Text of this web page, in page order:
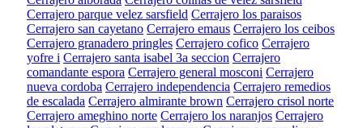
Cerrajero parque velez sarsfield Cerrajero los paraisos
Cerrajero san cayetano Cerrajero emaus Cerrajero los ceibos
Cerrajero granadero pringles Cerrajero cofico Cerrajero
yofre i Cerrajero santa isabel 3a seccion Cerrajero
comandante espora Cerrajero general mosconi Cerrajero
nueva cordoba Cerrajero independencia Cerrajero remedios
de escalada Cerrajero almirante brown Cerrajero crisol norte
Cerrajero ameghino norte Cerrajero los naranjos Cerrajero